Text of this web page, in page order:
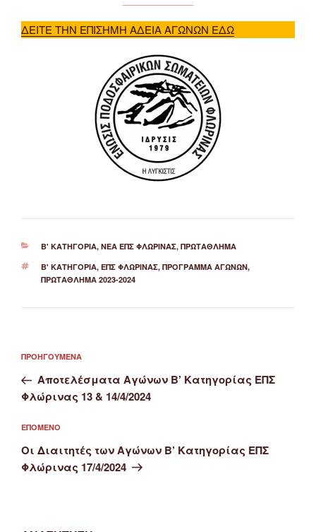
ΔΕΙΤΕ ΤΗΝ ΕΠΙΣΗΜΗ ΑΔΕΙΑ ΑΓΩΝΩΝ ΕΔΩ
ΚΑΤΗΓΟΡΊΕΣ
Β' ΚΑΤΗΓΟΡΊΑ, ΝΈΑ ΕΠΣ ΦΛΏΡΙΝΑΣ, ΠΡΩΤΆΘΛΗΜΑ
ΕΤΙΚΈΤΕΣ
Β' ΚΑΤΗΓΟΡΙΑ, ΕΠΣ ΦΛΏΡΙΝΑΣ, ΠΡΌΓΡΑΜΜΑ ΑΓΏΝΩΝ,
ΠΡΩΤΆΘΛΗΜΑ 2023-2024
άρθρων
Προηγούμενο
άρθρο
ΠΡΟΗΓΟΎΜΕΝΑ
Αποτελέσματα Αγώνων Β’ Κατηγορίας ΕΠΣ
Φλώρινας 13 & 14/4/2024
Επόμενο
άρθρο
ΕΠΌΜΕΝΟ
Οι Διαιτητές των Αγώνων Β’ Κατηγορίας ΕΠΣ
Φλώρινας 17/4/2024